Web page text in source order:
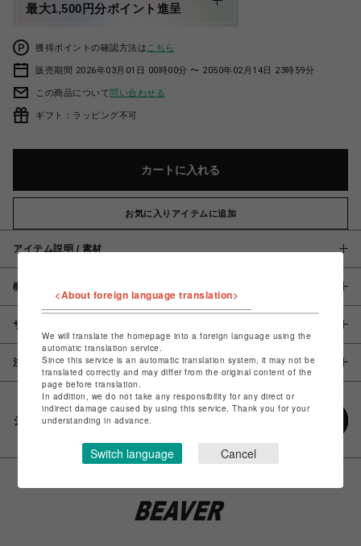
最大1,500円分ポイント進呈
獲得ポイントの確認方法は こちら
販売期間 2026年03月01日 00時00分 〜 2050年02月14日 23時59分
この商品について問い合わせる
ギフト：ラッピング不可
カートに入れる
お気に入りアイテムに追加
アイテム説明 / 素材
概要
サイズ
注意事項
シェアする
<About foreign language translation>
We will translate the homepage into a foreign language using the
automatic translation service.
Since this service is an automatic translation system, it may not be
translated correctly and may differ from the original content of the
page before translation.
In addition, we do not take any responsibility for any direct or
indirect damage caused by using this service. Thank you for your
understanding in advance.
Switch language Cancel